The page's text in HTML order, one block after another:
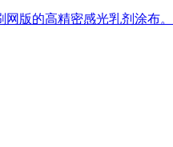
版的高精密感光乳剂涂布。